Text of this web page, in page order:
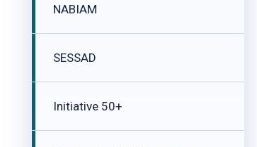
NABIAM
SESSAD
Initiative 50+